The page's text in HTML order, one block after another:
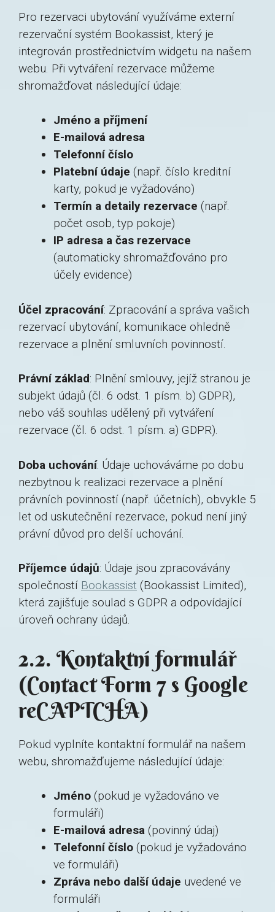
Pro rezervaci ubytování využíváme externí
rezervační systém Bookassist, který je
integrován prostřednictvím widgetu na našem
webu. Při vytváření rezervace můžeme
shromažďovat následující údaje:
Jméno a příjmení
E-mailová adresa
Telefonní číslo
Platební údaje (např. číslo kreditní
karty, pokud je vyžadováno)
Termín a detaily rezervace (např.
počet osob, typ pokoje)
IP adresa a čas rezervace
(automaticky shromažďováno pro
účely evidence)
Účel zpracování: Zpracování a správa vašich
rezervací ubytování, komunikace ohledně
rezervace a plnění smluvních povinností.
Právní základ: Plnění smlouvy, jejíž stranou je
subjekt údajů (čl. 6 odst. 1 písm. b) GDPR),
nebo váš souhlas udělený při vytváření
rezervace (čl. 6 odst. 1 písm. a) GDPR).
Doba uchování: Údaje uchováváme po dobu
nezbytnou k realizaci rezervace a plnění
právních povinností (např. účetních), obvykle 5
let od uskutečnění rezervace, pokud není jiný
právní důvod pro delší uchování.
Příjemce údajů: Údaje jsou zpracovávány
společností Bookassist (Bookassist Limited),
která zajišťuje soulad s GDPR a odpovídající
úroveň ochrany údajů.
2.2. Kontaktní formulář
(Contact Form 7 s Google
reCAPTCHA)
Pokud vyplníte kontaktní formulář na našem
webu, shromažďujeme následující údaje:
Jméno (pokud je vyžadováno ve
formuláři)
E-mailová adresa (povinný údaj)
Telefonní číslo (pokud je vyžadováno
ve formuláři)
Zpráva nebo další údaje uvedené ve
formuláři